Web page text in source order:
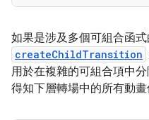
如果是涉及多個可組合函
createChildTransition
用於在複雜的可組合項中
得知下層轉場中的所有動畫